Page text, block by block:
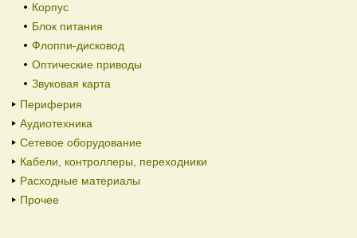
Корпус
Блок питания
Флоппи-дисковод
Оптические приводы
Звуковая карта
Периферия
Аудиотехника
Сетевое оборудование
Кабели, контроллеры, переходники
Расходные материалы
Прочее